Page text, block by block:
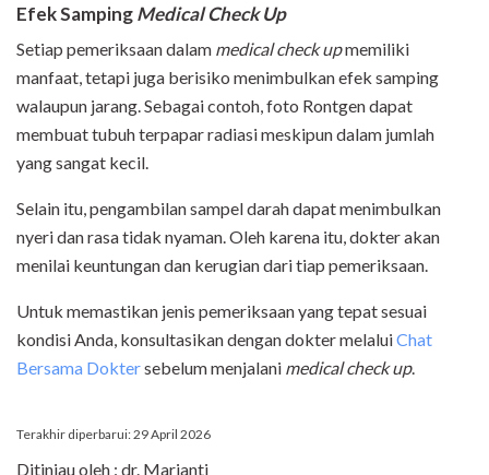
Efek SampingMedical Check Up
Setiap pemeriksaan dalam medical check upmemiliki
manfaat, tetapi juga berisiko menimbulkan efek samping
walaupun jarang. Sebagai contoh, foto Rontgen dapat
membuat tubuh terpapar radiasi meskipun dalam jumlah
yang sangat kecil.
Selain itu, pengambilan sampel darah dapat menimbulkan
nyeri dan rasa tidak nyaman. Oleh karena itu, dokter akan
menilai keuntungan dan kerugian dari tiap pemeriksaan.
Untuk memastikan jenis pemeriksaan yang tepat sesuai
kondisi Anda, konsultasikan dengan dokter melaluiChat
Bersama Doktersebelum menjalani medical check up.
Terakhir diperbarui: 29 April 2026